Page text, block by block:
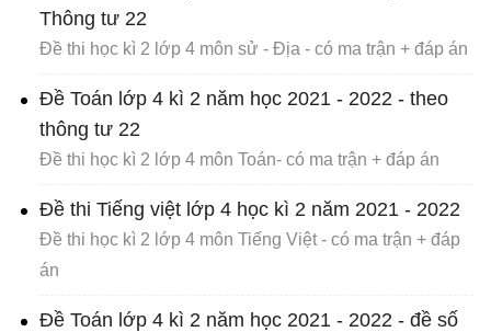
Thông tư 22
Đề thi học kì 2 lớp 4 môn sử - Địa - có ma trận + đáp án
Đề Toán lớp 4 kì 2 năm học 2021 - 2022 - theo
thông tư 22
Đề thi học kì 2 lớp 4 môn Toán- có ma trận + đáp án
Đề thi Tiếng việt lớp 4 học kì 2 năm 2021 - 2022
Đề thi học kì 2 lớp 4 môn Tiếng Việt - có ma trận + đáp
án
Đề Toán lớp 4 kì 2 năm học 2021 - 2022 - đề số